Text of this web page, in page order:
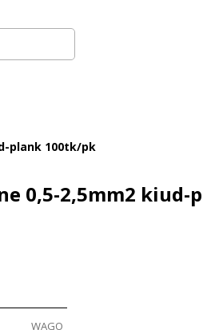
plank 100tk/pk
0,5-2,5mm2
WAGO